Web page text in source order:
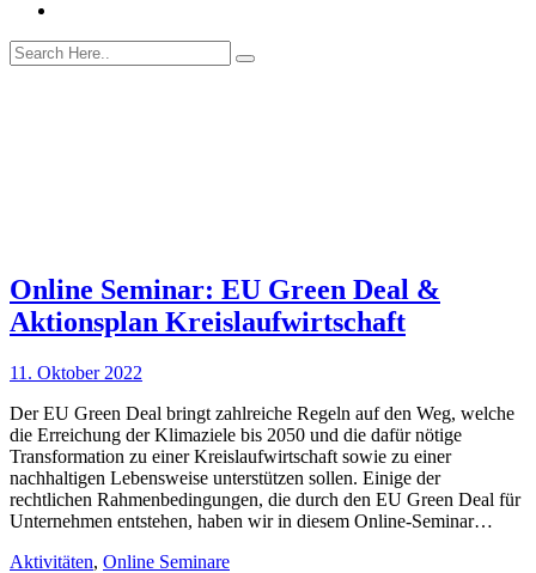
Online Seminar: EU Green Deal &
Aktionsplan Kreislaufwirtschaft
11. Oktober 2022
Der EU Green Deal bringt zahlreiche Regeln auf den Weg, welche
die Erreichung der Klimaziele bis 2050 und die dafür nötige
Transformation zu einer Kreislaufwirtschaft sowie zu einer
nachhaltigen Lebensweise unterstützen sollen. Einige der
rechtlichen Rahmenbedingungen, die durch den EU Green Deal für
Unternehmen entstehen, haben wir in diesem Online-Seminar…
Aktivitäten, Online Seminare